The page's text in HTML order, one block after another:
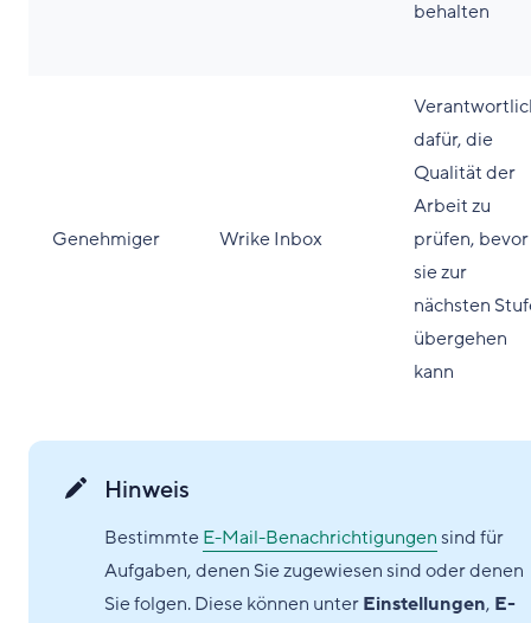
behalten
Genehmiger Wrike Inbox
dafür, die
Qualität der
Arbeit zu
prüfen, bevor
sie zur
nächsten
übergehen
kann
Hinweis
BestimmteE-Mail-Benachrichtigungensind für
Aufgaben, denen Sie zugewiesen sind oder denen
Sie folgen. Diese können unterEinstellungen, E-